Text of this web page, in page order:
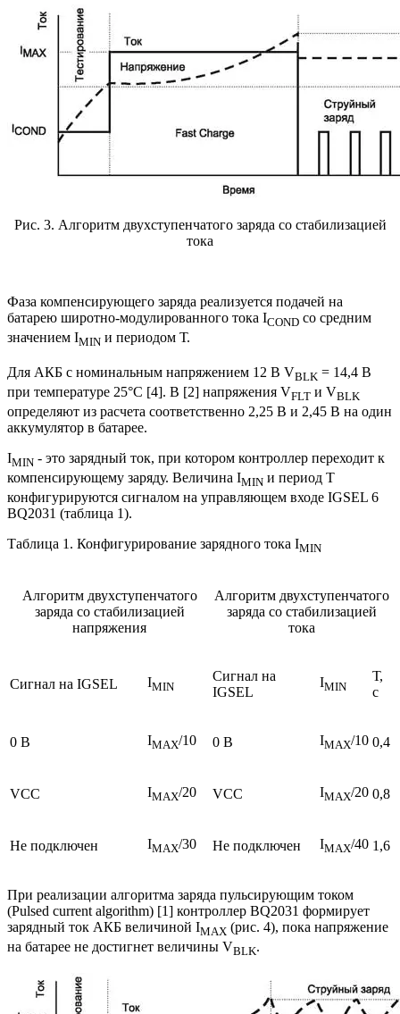
Рис. 3. Алгоритм двухступенчатого заряда со стабилизацией
тока
Фаза компенсирующего заряда реализуется подачей на
батарею широтно-модулированного тока ICOND со средним
значением IMIN и периодом Т.
Для АКБ с номинальным напряжением 12 В VBLK = 14,4 В
при температуре 25°С [4]. В [2] напряжения VFLT и VBLK
определяют из расчета соответственно 2,25 В и 2,45 В на один
аккумулятор в батарее.
IMIN - это зарядный ток, при котором контроллер переходит к
компенсирующему заряду. Величина IMIN и период Т
конфигурируются сигналом на управляющем входе IGSEL 6
ВQ2031 (таблица 1).
Таблица 1. Конфигурирование зарядного тока IMIN
Алгоритм двухступенчатого
заряда со стабилизацией
напряжения
Алгоритм двухступенчатого
заряда со стабилизацией
тока
Сигнал на IGSEL IMIN
Сигнал на
IGSEL
IMIN
Т,
с
0 В IMAX/10 0 В IMAX/10 0,4
VСС IMAX/20 VСС IMAX/20 0,8
Не подключен IMAX/30 Не подключен IMAX/40 1,6
При реализации алгоритма заряда пульсирующим током
(Pulsed current algorithm) [1] контроллер ВQ2031 формирует
зарядный ток АКБ величиной IMAX (рис. 4), пока напряжение
на батарее не достигнет величины VBLK.